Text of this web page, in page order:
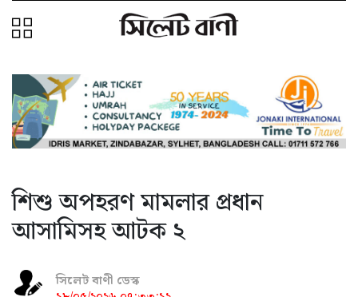
শিশু অপহরণ মামলার প্রধান
আসামিসহ আটক ২
সিলেট বাণী ডেস্ক